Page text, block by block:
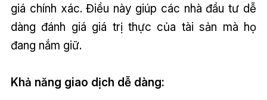
giá chính xác. Điều này giúp các nhà đầu tư dễ
dàng đánh giá giá trị thực của tài sản mà họ
đang nắm giữ.
Khả năng giao dịch dễ dàng: